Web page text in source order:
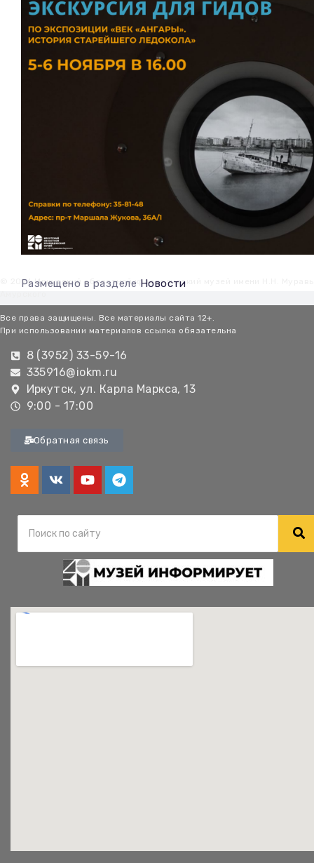
Размещено в разделе Новости
© 2026 Иркутский областной краеведческий музей имени Н.Н.
Все права защищены. Все материалы сайта 12+.
При использовании материалов ссылка обязательна
8 (3952) 33-59-16
335916@iokm.ru
Иркутск, ул. Карла Маркса, 13
9:00 - 17:00
Обратная связь